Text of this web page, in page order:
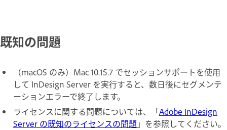
既知の問題
（macOS のみ）Mac 10.15.7 でセッションサポートを使用
して InDesign Server を実行すると、数日後にセグメンテ
ーションエラーで終了します。
ライセンスに関する問題については、「Adobe InDesign
Server の既知のライセンスの問題 」を参照してください。